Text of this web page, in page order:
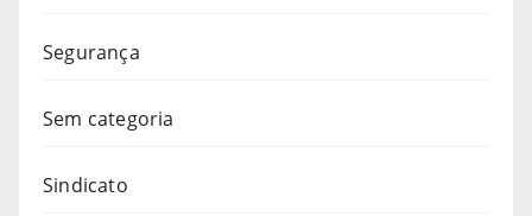
Segurança
Sem categoria
Sindicato